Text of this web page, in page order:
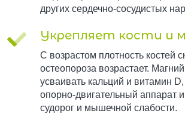
других сердечно-сосудистых
Укрепляет кости и
С возрастом плотность костей
остеопороза возрастает.
усваивать кальций и витамин D,
опорно-двигательный аппарат
судорог и мышечной слабости.